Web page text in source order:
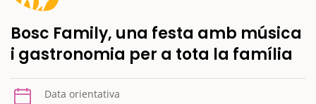
Bosc Family, una festa amb música
i gastronomia per a tota la família
Data orientativa